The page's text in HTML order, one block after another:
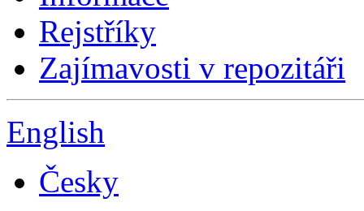
Rejstříky
Zajímavosti v repozitáři
English
Česky